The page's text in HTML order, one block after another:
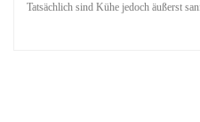
Tatsächlich sind Kühe jedoch äußerst